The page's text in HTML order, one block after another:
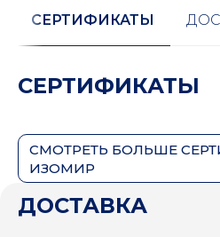
СЕРТИФИКАТЫ
СЕРТИФИКАТЫ
СМОТРЕТЬ БОЛЬШЕ
ИЗОМИР
ДОСТАВКА